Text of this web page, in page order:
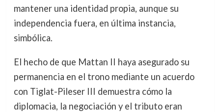
mantener una identidad propia, aunque su
independencia fuera, en última instancia,
simbólica.
El hecho de que Mattan II haya asegurado su
permanencia en el trono mediante un acuerdo
con Tiglat-Pileser III demuestra cómo la
diplomacia, la negociación y el tributo eran